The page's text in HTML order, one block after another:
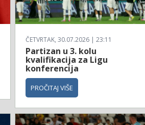
ČETVRTAK, 30.07.2026 | 23:11
Partizan u 3. kolu
kvalifikacija za Ligu
konferencija
PROČITAJ VIŠE